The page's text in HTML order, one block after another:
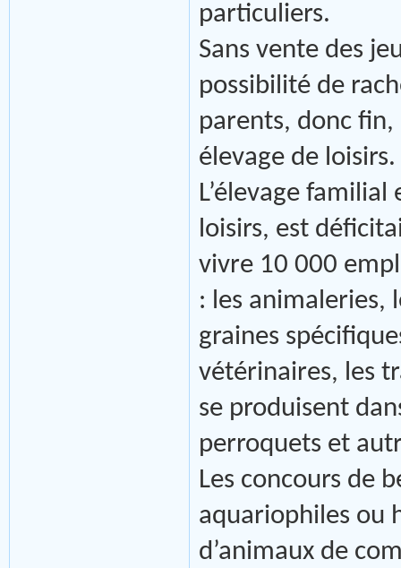
particuliers.
Sans vente des
possibilité de
parents, donc
élevage de loisirs.
L’élevage
loisirs, est
vivre 10 000
: les animaleries,
graines
vétérinaires, les
se produisent
perroquets et
Les concours de
aquariophiles ou
d’animaux de